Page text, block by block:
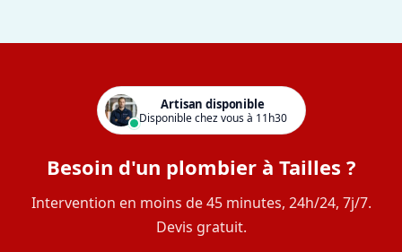
Artisan disponible
Disponible chez vous à 11h30
Besoin d'un plombier à Tailles ?
Intervention en moins de 45 minutes, 24h/24, 7j/7.
Devis gratuit.